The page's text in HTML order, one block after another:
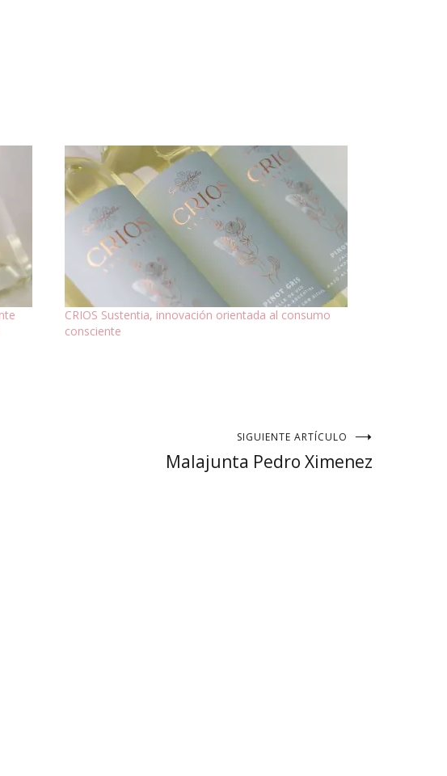
CRIOS Sustentia, innovación orientada al consumo
consciente
SIGUIENTE ARTÍCULO
Malajunta Pedro Ximenez